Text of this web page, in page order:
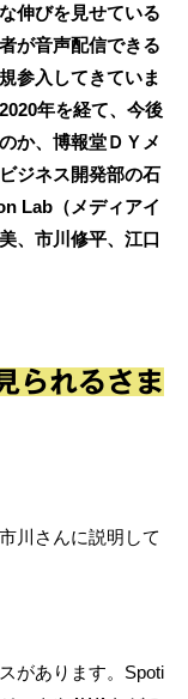
伸びを見せている
が音声配信できる
参入してきていま
年を経て、今後
か、博報堂ＤＹメ
ジネス開発部の石
Lab（メディアイ
、市川修平、江口
られるさま
川さんに説明して
があります。Spoti